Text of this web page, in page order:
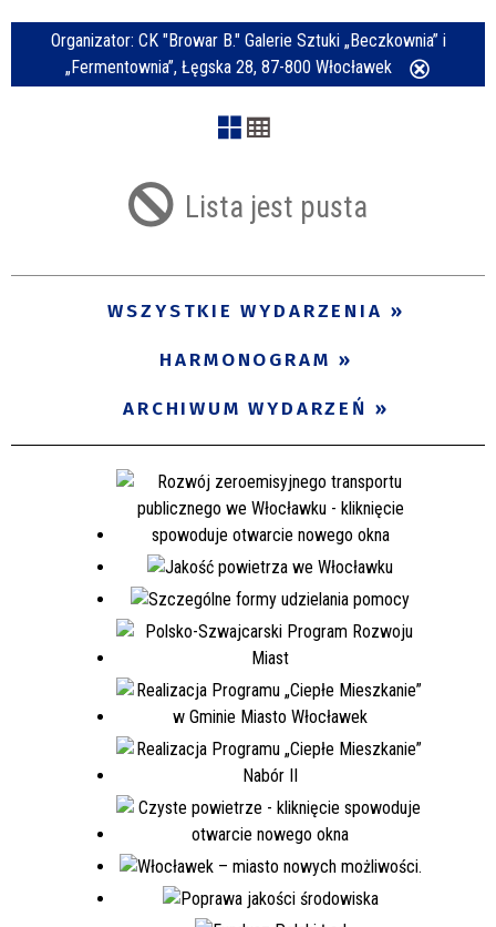
Szukana fraza
Trwające w zakresie
Organizator: CK "Browar B." Galerie Sztuki „Beczkownia” i
„Fermentownia”, Łęgska 28, 87-800 Włocławek
Lista jest pusta
WSZYSTKIE WYDARZENIA
HARMONOGRAM
ARCHIWUM WYDARZEŃ